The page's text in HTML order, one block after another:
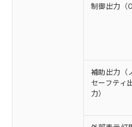
制御出力（
補助出力（
セーフティ
力）